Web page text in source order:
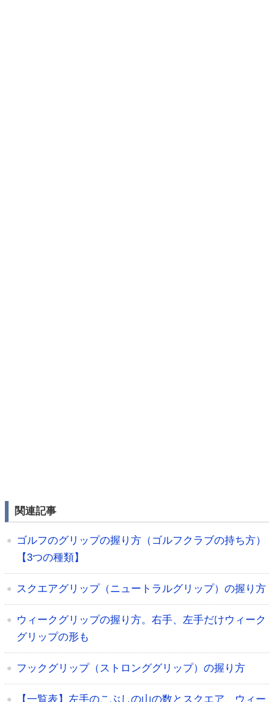
関連記事
ゴルフのグリップの握り方（ゴルフクラブの持ち方）
【3つの種類】
スクエアグリップ（ニュートラルグリップ）の握り方
ウィークグリップの握り方。右手、左手だけウィーク
グリップの形も
フックグリップ（ストロンググリップ）の握り方
【一覧表】左手のこぶしの山の数とスクエア、ウィー